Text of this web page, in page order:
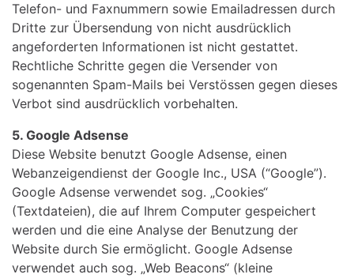
Telefon- und Faxnummern sowie Emailadressen durch
Dritte zur Übersendung von nicht ausdrücklich
angeforderten Informationen ist nicht gestattet.
Rechtliche Schritte gegen die Versender von
sogenannten Spam-Mails bei Verstössen gegen dieses
Verbot sind ausdrücklich vorbehalten.
5. Google Adsense
Diese Website benutzt Google Adsense, einen
Webanzeigendienst der Google Inc., USA (“Google”).
Google Adsense verwendet sog. „Cookies“
(Textdateien), die auf Ihrem Computer gespeichert
werden und die eine Analyse der Benutzung der
Website durch Sie ermöglicht. Google Adsense
verwendet auch sog. „Web Beacons“ (kleine